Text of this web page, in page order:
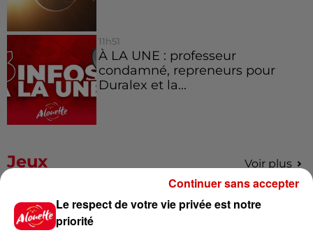
11h51
À LA UNE : professeur
condamné, repreneurs pour
Duralex et la...
Jeux Voir plus
Gagnez vos places pour le
Festival du Roi Arthur 2026 !
Le respect de votre vie privée est notre
priorité
Continuer sans accepter